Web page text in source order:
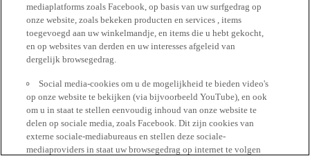
mediaplatforms zoals Facebook, op basis van uw surfgedrag op
onze website, zoals bekeken producten en services , items
toegevoegd aan uw winkelmandje, en items die u hebt gekocht,
en op websites van derden en uw interesses afgeleid van
dergelijk browsegedrag.
Social media-cookies om u de mogelijkheid te bieden video's
op onze website te bekijken (via bijvoorbeeld YouTube), en ook
om u in staat te stellen eenvoudig inhoud van onze website te
delen op sociale media, zoals Facebook. Dit zijn cookies van
externe sociale-mediabureaus en stellen deze sociale-
mediaproviders in staat uw browsegedrag op internet te volgen